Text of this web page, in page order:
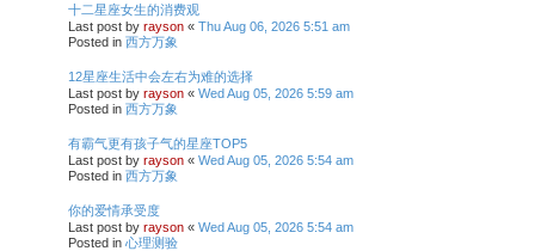
十二星座女生的消费观
Last post by rayson « Thu Aug 06, 2026 5:51 am
Posted in 西方万象
12星座生活中会左右为难的选择
Last post by rayson « Wed Aug 05, 2026 5:59 am
Posted in 西方万象
有霸气更有孩子气的星座TOP5
Last post by rayson « Wed Aug 05, 2026 5:54 am
Posted in 西方万象
你的爱情承受度
Last post by rayson « Wed Aug 05, 2026 5:54 am
Posted in 心理测验